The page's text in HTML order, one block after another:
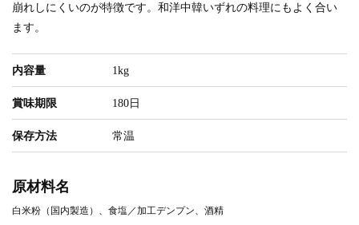
崩れしにくいのが特徴です。和洋中韓いずれの料理にもよく合い
ます。
内容量 1kg
賞味期限 180日
保存方法 常温
原材料名
白米粉（国内製造）、食塩／加工デンプン、酒精